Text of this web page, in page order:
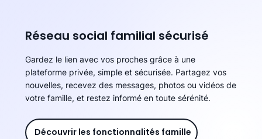
Réseau social familial sécurisé
Gardez le lien avec vos proches grâce à une
plateforme privée, simple et sécurisée. Partagez vos
nouvelles, recevez des messages, photos ou vidéos de
votre famille, et restez informé en toute sérénité.
Découvrir les fonctionnalités famille